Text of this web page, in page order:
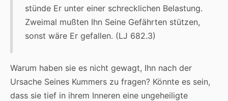
stünde Er unter einer schrecklichen Belastung.
Zweimal mußten Ihn Seine Gefährten stützen,
sonst wäre Er gefallen. (LJ 682.3)
Warum haben sie es nicht gewagt, Ihn nach der
Ursache Seines Kummers zu fragen? Könnte es sein,
dass sie tief in ihrem Inneren eine ungeheiligte